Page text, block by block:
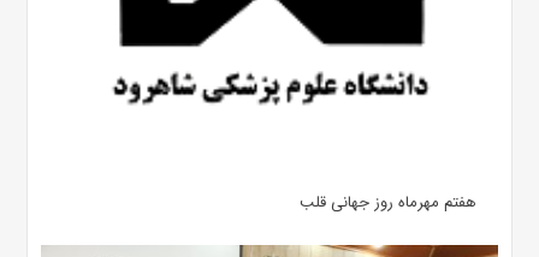
هفتم مهرماه روز جهانی قلب